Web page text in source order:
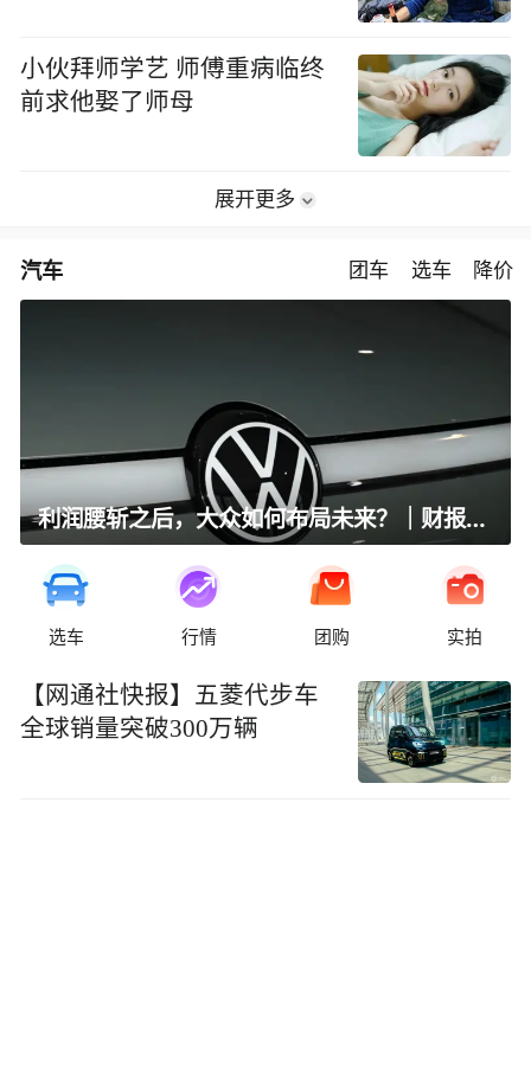
小伙拜师学艺 师傅重病临终
前求他娶了师母
展开更多
汽车 团车 选车 降价
利润腰斩之后，大众如何布局未来？｜财报全视角
选车 行情 团购 实拍
【网通社快报】五菱代步车
全球销量突破300万辆